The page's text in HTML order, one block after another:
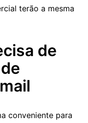
terão a mesma
de
conveniente para